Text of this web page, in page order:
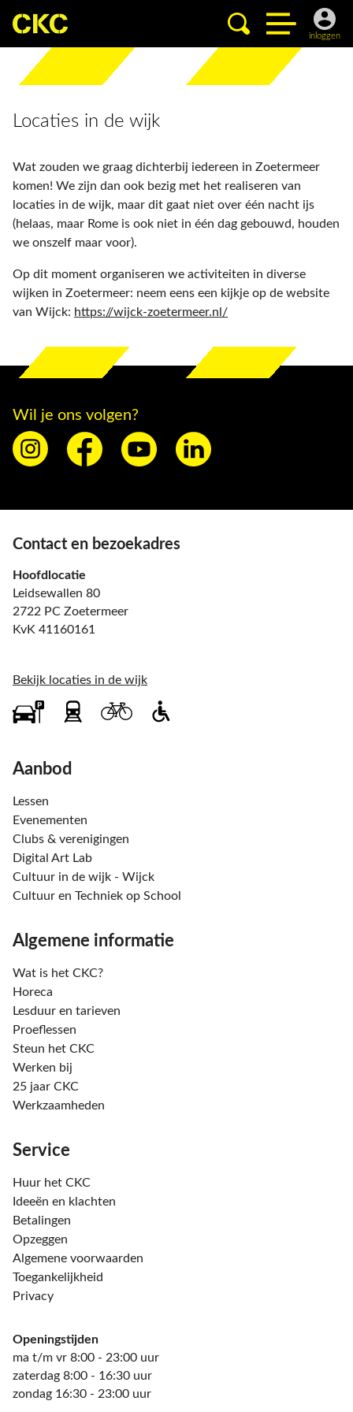
inloggen
Locaties in de wijk
Wat zouden we graag dichterbij iedereen in Zoetermeer
komen! We zijn dan ook bezig met het realiseren van
locaties in de wijk, maar dit gaat niet over één nacht ijs
(helaas, maar Rome is ook niet in één dag gebouwd, houden
we onszelf maar voor).
Op dit moment organiseren we activiteiten in diverse
wijken in Zoetermeer: neem eens een kijkje op de website
van Wijck: https://wijck-zoetermeer.nl/
Wil je ons volgen?
Contact en bezoekadres
Hoofdlocatie
Leidsewallen 80
2722 PC Zoetermeer
KvK 41160161
Bekijk locaties in de wijk
Aanbod
Lessen
Evenementen
Clubs & verenigingen
Digital Art Lab
Cultuur in de wijk - Wijck
Cultuur en Techniek op School
Algemene informatie
Wat is het CKC?
Horeca
Lesduur en tarieven
Proeflessen
Steun het CKC
Werken bij
25 jaar CKC
Werkzaamheden
Service
Huur het CKC
Ideeën en klachten
Betalingen
Opzeggen
Algemene voorwaarden
Toegankelijkheid
Privacy
Openingstijden
ma t/m vr 8:00 - 23:00 uur
zaterdag 8:00 - 16:30 uur
zondag 16:30 - 23:00 uur